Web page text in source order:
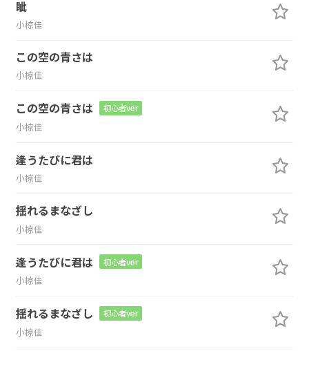
眦
小椋佳
この空の青さは
小椋佳
この空の青さは 初心者ver
小椋佳
逢うたびに君は
小椋佳
揺れるまなざし
小椋佳
逢うたびに君は 初心者ver
小椋佳
揺れるまなざし 初心者ver
小椋佳